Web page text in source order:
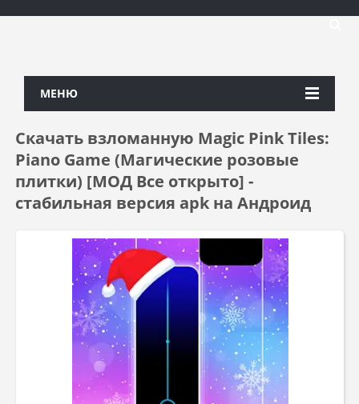
МЕНЮ
Скачать взломанную Magic Pink Tiles:
Piano Game (Магические розовые
плитки) [МОД Все открыто] -
стабильная версия apk на Андроид